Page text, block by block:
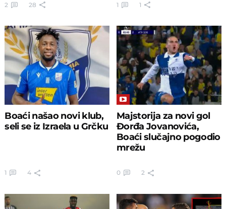
2 28 1 1
Boaći našao novi klub,
seli se iz Izraela u Grčku
1 4
Majstorija za novi gol
Đorđa Jovanovića,
Boaći slučajno pogodio
mrežu
0 2